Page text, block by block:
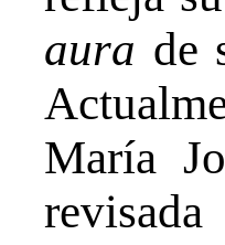
aura de
María